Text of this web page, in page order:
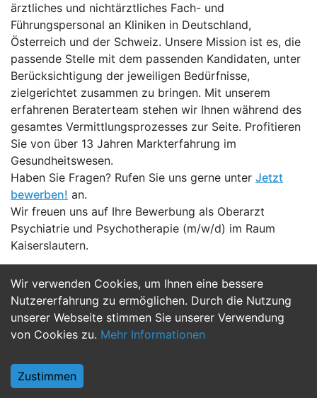
Wir verwenden Cookies, um Ihnen eine bessere
Nutzererfahrung zu ermöglichen. Durch die Nutzung
unserer Webseite stimmen Sie unserer Verwendung
von Cookies zu. Mehr Informationen
Zustimmen
ärztliches und nichtärztliches Fach- und
Führungspersonal an Kliniken in Deutschland,
Österreich und der Schweiz. Unsere Mission ist es, die
passende Stelle mit dem passenden Kandidaten, unter
Berücksichtigung der jeweiligen Bedürfnisse,
zielgerichtet zusammen zu bringen. Mit unserem
erfahrenen Beraterteam stehen wir Ihnen während des
gesamtes Vermittlungsprozesses zur Seite. Profitieren
Sie von über 13 Jahren Markterfahrung im
Gesundheitswesen.
Haben Sie Fragen? Rufen Sie uns gerne unter Jetzt
bewerben! an.
Wir freuen uns auf Ihre Bewerbung als Oberarzt
Psychiatrie und Psychotherapie (m/w/d) im Raum
Kaiserslautern.
Jetzt Bewerben